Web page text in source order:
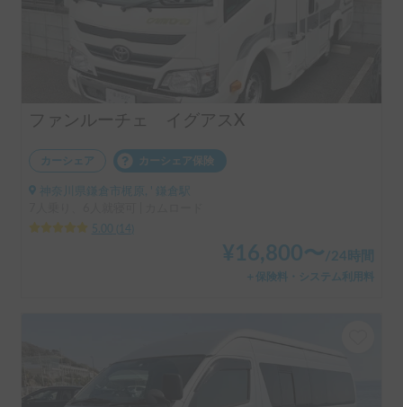
ファンルーチェ イグアスX
カーシェア カーシェア保険
神奈川県鎌倉市梶原, ' 鎌倉駅
5.00
14
¥ 16,800〜 /24時間
＋保険料・システム利用料